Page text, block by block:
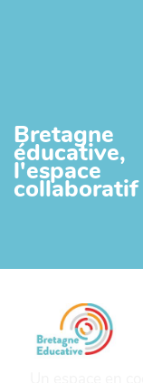
Bretagne
éducative,
l'espace
collaboratif